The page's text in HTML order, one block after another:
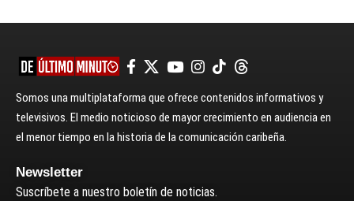
Somos una multiplataforma que ofrece contenidos informativos y
televisivos. El medio noticioso de mayor crecimiento en audiencia en
el menor tiempo en la historia de la comunicación caribeña.
Newsletter
Suscríbete a nuestro boletín de noticias.